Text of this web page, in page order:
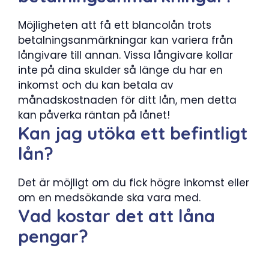
Möjligheten att få ett blancolån trots
betalningsanmärkningar kan variera från
långivare till annan. Vissa långivare kollar
inte på dina skulder så länge du har en
inkomst och du kan betala av
månadskostnaden för ditt lån, men detta
kan påverka räntan på lånet!
Kan jag utöka ett befintligt
lån?
Det är möjligt om du fick högre inkomst eller
om en medsökande ska vara med.
Vad kostar det att låna
pengar?